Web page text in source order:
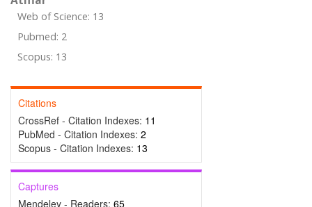
Web of Science: 13
Pubmed: 2
Scopus: 13
Citations
CrossRef - Citation Indexes: 11
PubMed - Citation Indexes: 2
Scopus - Citation Indexes: 13
Captures
Mendeley - Readers: 65